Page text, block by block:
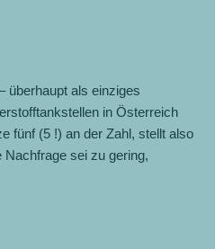
überhaupt als einziges
in Österreich
fünf (5 !) an der Zahl, stellt also
Nachfrage sei zu gering,